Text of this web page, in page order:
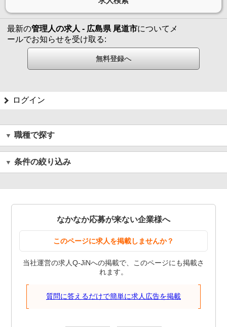
最新の管理人の求人 - 広島県 尾道市についてメ
ールでお知らせを受け取る:
ログイン
職種で探す
条件の絞り込み
なかなか応募が来ない企業様へ
このページに求人を掲載しませんか？
当社運営の求人Q-JiNへの掲載で、このページにも掲載さ
れます。
質問に答えるだけで簡単に求人広告を掲載